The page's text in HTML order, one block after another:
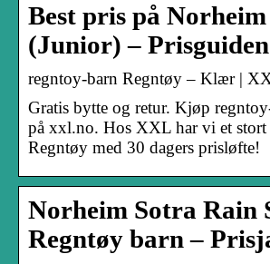
Best pris på
(Junior) – Prisguiden
regntoy-barn Regntøy – Klær |
Gratis bytte og retur. Kjøp
på xxl.no. Hos XXL har vi et
Regntøy med 30 dagers prisløfte!
Norheim Sotra Rain
Regntøy barn –